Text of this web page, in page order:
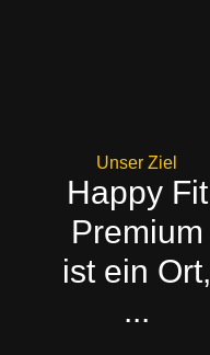
Unser Ziel
Happy Fit
Premium
ist ein Ort,
...